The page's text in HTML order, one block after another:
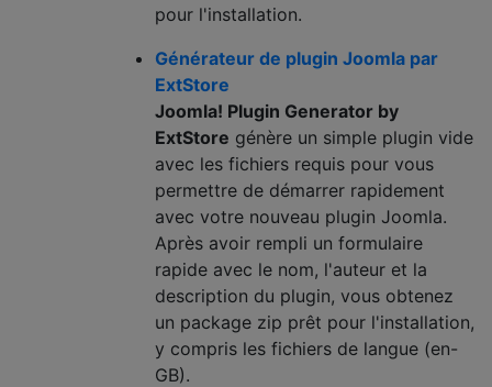
pour l'installation.
Générateur de plugin Joomla par
ExtStore
Joomla! Plugin Generator by
ExtStore génère un simple plugin vide
avec les fichiers requis pour vous
permettre de démarrer rapidement
avec votre nouveau plugin Joomla.
Après avoir rempli un formulaire
rapide avec le nom, l'auteur et la
description du plugin, vous obtenez
un package zip prêt pour l'installation,
y compris les fichiers de langue (en-
GB).